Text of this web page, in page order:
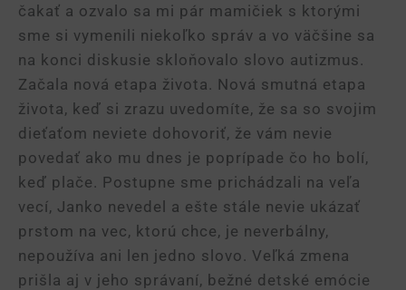
čakať a ozvalo sa mi pár mamičiek s ktorými
sme si vymenili niekoľko správ a vo väčšine sa
na konci diskusie skloňovalo slovo autizmus.
Začala nová etapa života. Nová smutná etapa
života, keď si zrazu uvedomíte, že sa so svojim
dieťaťom neviete dohovoriť, že vám nevie
povedať ako mu dnes je poprípade čo ho bolí,
keď plače. Postupne sme prichádzali na veľa
vecí, Janko nevedel a ešte stále nevie ukázať
prstom na vec, ktorú chce, je neverbálny,
nepoužíva ani len jedno slovo. Veľká zmena
prišla aj v jeho správaní, bežné detské emócie